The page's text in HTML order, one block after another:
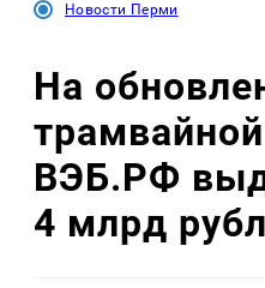
Новости Перми
На
ВЭБ.РФ
4 млрд